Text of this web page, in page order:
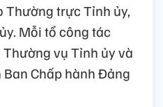
Thường trực Tỉnh ủy,
Mỗi tổ công tác
vụ Tỉnh ủy và
Ban Chấp hành Đảng